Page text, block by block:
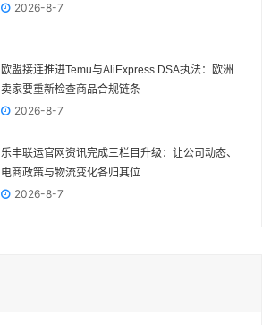
2026-8-7
欧盟接连推进Temu与AliExpress DSA执法：欧洲
卖家要重新检查商品合规链条
2026-8-7
乐丰联运官网资讯完成三栏目升级：让公司动态、
电商政策与物流变化各归其位
2026-8-7